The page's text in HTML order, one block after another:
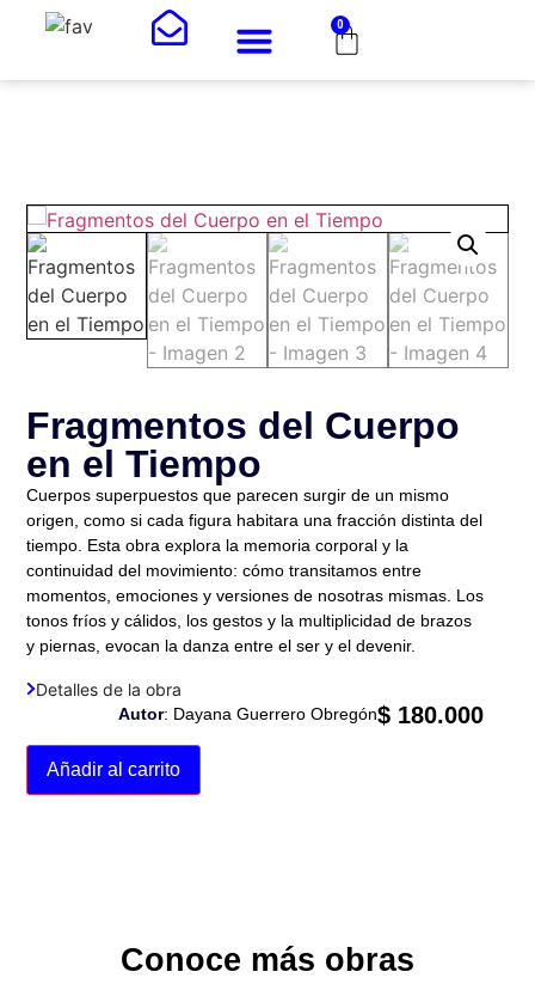
0
Fragmentos del Cuerpo
en el Tiempo
Cuerpos superpuestos que parecen surgir de un mismo
origen, como si cada figura habitara una fracción distinta del
tiempo. Esta obra explora la memoria corporal y la
continuidad del movimiento: cómo transitamos entre
momentos, emociones y versiones de nosotras mismas. Los
tonos fríos y cálidos, los gestos y la multiplicidad de brazos
y piernas, evocan la danza entre el ser y el devenir.
Detalles de la obra
$ 180.000
Autor: Dayana Guerrero Obregón
Añadir al carrito
Conoce más obras